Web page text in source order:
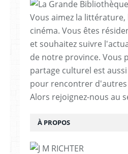
Vous aimez la littérature,
cinéma. Vous êtes
et souhaitez suivre
de notre province. Vous
partage culturel est
pour rencontrer d'autres
Alors rejoignez-nous au
À PROPOS